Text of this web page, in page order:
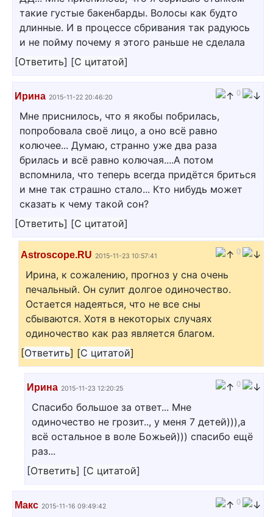
такие густые бакенбарды. Волосы как будто
длинные. И в процессе сбривания так радуюсь
и не пойму почему я этого раньше не сделала
[Ответить] [С цитатой]
Ирина 2015-11-22 20:46:20 0
Мне приснилось, что я якобы побрилась,
попробовала своё лицо, а оно всё равно
колючее... Думаю, странно уже два раза
брилась и всё равно колючая....А потом
вспомнила, что теперь всегда придётся бриться
и мне так страшно стало... Кто нибудь может
сказать к чему такой сон?
[Ответить] [С цитатой]
Astroscope.RU 2015-11-23 10:57:41 0
Ирина, к сожалению, прогноз у сна очень
печальный. Он сулит долгое одиночество.
Остается надеяться, что не все сны
сбываются. Хотя в некоторых случаях
одиночество как раз является благом.
[Ответить] [С цитатой]
Ирина 2015-11-23 12:20:25 0
Спасибо большое за ответ... Мне
одиночество не грозит.., у меня 7 детей))),а
всё остальное в воле Божьей))) спасибо ещё
раз...
[Ответить] [С цитатой]
Макс 2015-11-16 09:49:42 0